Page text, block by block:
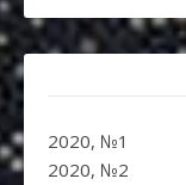
2020, №1
2020, №2